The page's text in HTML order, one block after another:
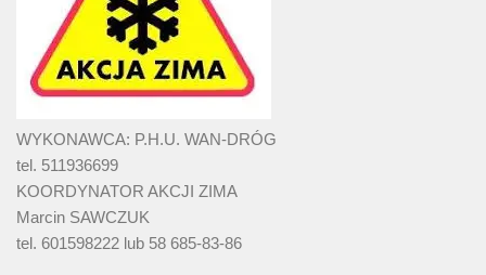
WYKONAWCA: P.H.U. WAN-DRÓG
tel. 511936699
KOORDYNATOR AKCJI ZIMA
Marcin SAWCZUK
tel. 601598222 lub 58 685-83-86